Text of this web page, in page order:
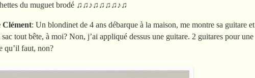
du muguet brodé ♫♫♪♫♫♫♫♪♫
Clément: Un blondinet de 4 ans débarque à la maison, me montre sa guitare et
tout bête, à moi? Non, j’ai appliqué dessus une guitare. 2 guitares pour une
qu’il faut, non?